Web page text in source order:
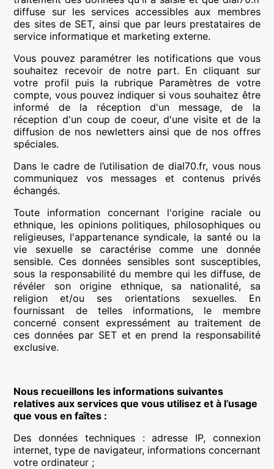
diffuse sur les services accessibles aux membres
des sites de SET, ainsi que par leurs prestataires de
service informatique et marketing externe.
Vous pouvez paramétrer les notifications que vous
souhaitez recevoir de notre part. En cliquant sur
votre profil puis la rubrique Paramètres de votre
compte, vous pouvez indiquer si vous souhaitez être
informé de la réception d'un message, de la
réception d'un coup de coeur, d'une visite et de la
diffusion de nos newletters ainsi que de nos offres
spéciales.
Dans le cadre de l’utilisation de dial70.fr, vous nous
communiquez vos messages et contenus privés
échangés.
Toute information concernant l'origine raciale ou
ethnique, les opinions politiques, philosophiques ou
religieuses, l'appartenance syndicale, la santé ou la
vie sexuelle se caractérise comme une donnée
sensible. Ces données sensibles sont susceptibles,
sous la responsabilité du membre qui les diffuse, de
révéler son origine ethnique, sa nationalité, sa
religion et/ou ses orientations sexuelles. En
fournissant de telles informations, le membre
concerné consent expressément au traitement de
ces données par SET et en prend la responsabilité
exclusive.
Nous recueillons les informations suivantes
relatives aux services que vous utilisez et à l’usage
que vous en faîtes :
Des données techniques : adresse IP, connexion
internet, type de navigateur, informations concernant
votre ordinateur ;